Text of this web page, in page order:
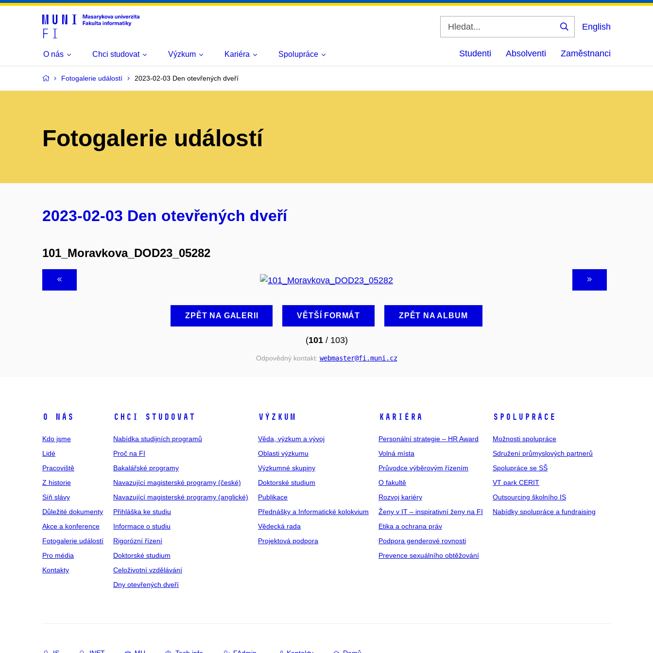
Vyhledat
English
O nás Chci studovat Výzkum Kariéra Spolupráce Studenti Absolventi Zaměstnanci
Fotogalerie událostí 2023-02-03 Den otevřených dveří
Fotogalerie událostí
2023-02-03 Den otevřených dveří
101_Moravkova_DOD23_05282
ZPĚT NA GALERII VĚTŠÍ FORMÁT ZPĚT NA ALBUM
(101/ 103)
Odpovědný kontakt: webmaster@fi .muni .cz
O NÁS
Kdo jsme
Lidé
Pracoviště
Z historie
Síň slávy
Důležité dokumenty
Akce a konference
Fotogalerie událostí
Pro média
Kontakty
CHCI STUDOVAT
Nabídka studijních programů
Proč na FI
Bakalářské programy
Navazující magisterské programy (české)
Navazující magisterské programy (anglické)
Přihláška ke studiu
Informace o studiu
Rigorózní řízení
Doktorské studium
Celoživotní vzdělávání
Dny otevřených dveří
VÝZKUM
Věda, výzkum a vývoj
Oblasti výzkumu
Výzkumné skupiny
Doktorské studium
Publikace
Přednášky a Informatické kolokvium
Vědecká rada
Projektová podpora
KARIÉRA
Personální strategie – HR Award
Volná místa
Průvodce výběrovým řízením
O fakultě
Rozvoj kariéry
Ženy v IT – inspirativní ženy na FI
Etika a ochrana práv
Podpora genderové rovnosti
Prevence sexuálního obtěžování
SPOLUPRÁCE
Možnosti spolupráce
Sdružení průmyslových partnerů
Spolupráce se SŠ
VT park CERIT
Outsourcing školního IS
Nabídky spolupráce a fundraising